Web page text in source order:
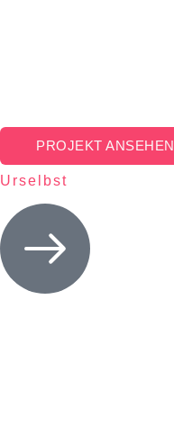
PROJEKT ANSEHEN
Urselbst